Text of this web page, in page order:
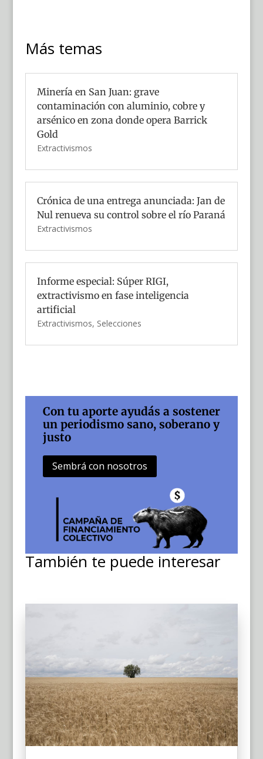
Más temas
Minería en San Juan: grave
contaminación con aluminio, cobre y
arsénico en zona donde opera Barrick
Gold
Extractivismos
Crónica de una entrega anunciada: Jan de
Nul renueva su control sobre el río Paraná
Extractivismos
Informe especial: Súper RIGI,
extractivismo en fase inteligencia
artificial
Extractivismos, Selecciones
Con tu aporte ayudás a sostener
un periodismo sano, soberano y
justo
Sembrá con nosotros
También te puede interesar